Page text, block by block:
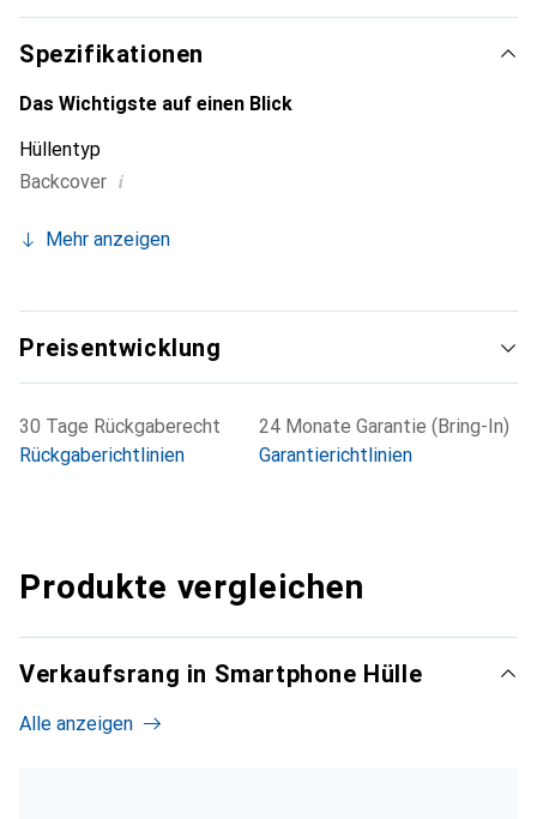
die Marke Noreve eine sichere Wahl für eine
anspruchsvolle Klientel.
Spezifikationen
Das Wichtigste auf einen Blick
Hüllentyp
Backcover i
Mehr anzeigen
Preisentwicklung
30 Tage Rückgaberecht
Rückgaberichtlinien
24 Monate Garantie (Bring-In)
Garantierichtlinien
Produkte vergleichen
Verkaufsrang in Smartphone Hülle
Alle anzeigen